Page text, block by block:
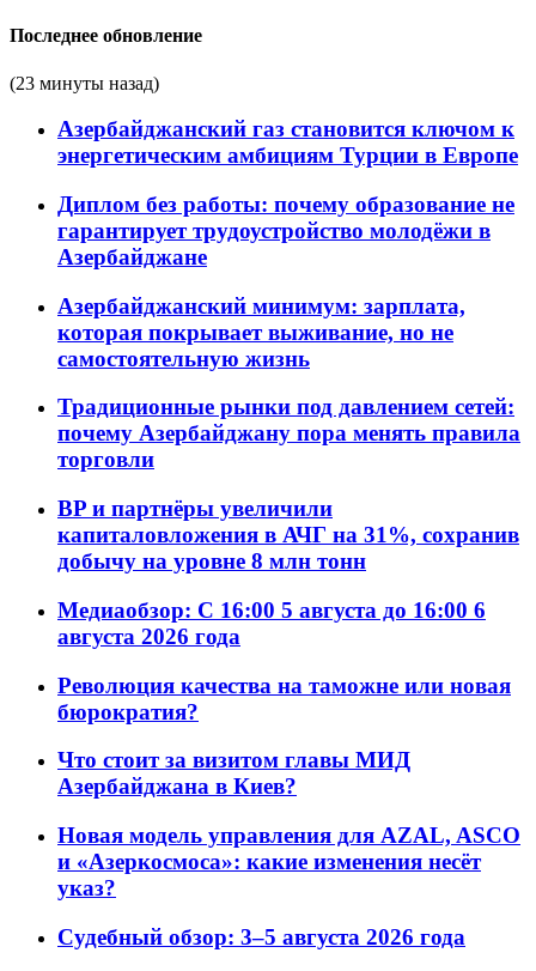
Последнее обновление
(23 минуты назад)
Азербайджанский газ становится ключом к
энергетическим амбициям Турции в Европе
Диплом без работы: почему образование не
гарантирует трудоустройство молодёжи в
Азербайджане
Азербайджанский минимум: зарплата,
которая покрывает выживание, но не
самостоятельную жизнь
Традиционные рынки под давлением сетей:
почему Азербайджану пора менять правила
торговли
BP и партнёры увеличили
капиталовложения в АЧГ на 31%, сохранив
добычу на уровне 8 млн тонн
Медиаобзор: С 16:00 5 августа до 16:00 6
августа 2026 года
Революция качества на таможне или новая
бюрократия?
Что стоит за визитом главы МИД
Азербайджана в Киев?
Новая модель управления для AZAL, ASCO
и «Азеркосмоса»: какие изменения несёт
указ?
Судебный обзор: 3–5 августа 2026 года